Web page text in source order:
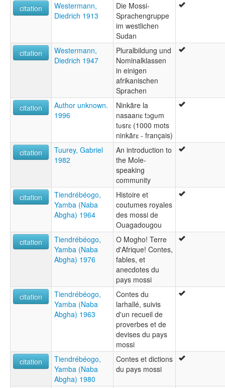
citation
Westermann,
Diedrich 1913
Die Mossi-
Sprachengruppe
im westlichen
Sudan
citation
Westermann,
Diedrich 1947
Pluralbildung und
Nominalklassen
in einigen
afrikanischen
Sprachen
citation
Author unknown.
1996
Ninkãre la
nasaanɛ tɔgʋm
tʋsrɛ (1000 mots
ninkãrɛ - français)
citation
Tuurey, Gabriel
1982
An introduction to
the Mole-
speaking
community
citation
Tiendrébéogo,
Yamba (Naba
Abgha) 1964
Histoire et
coutumes royales
des mossi de
Ouagadougou
citation
Tiendrébéogo,
Yamba (Naba
Abgha) 1976
O Mogho! Terre
d'Afrique! Contes,
fables, et
anecdotes du
pays mossi
citation
Tiendrébéogo,
Yamba (Naba
Abgha) 1963
Contes du
larhallé, suivis
d'un recueil de
proverbes et de
devises du pays
mossi
citation
Tiendrébéogo,
Yamba (Naba
Abgha) 1980
Contes et dictions
du pays mossi